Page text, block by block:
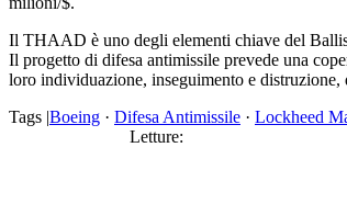
Il THAAD è uno degli elementi chiave del
Il progetto di difesa antimissile prevede una
loro individuazione, inseguimento e distruzione,
Tags |Boeing · Difesa Antimissile · Lockheed
Letture: